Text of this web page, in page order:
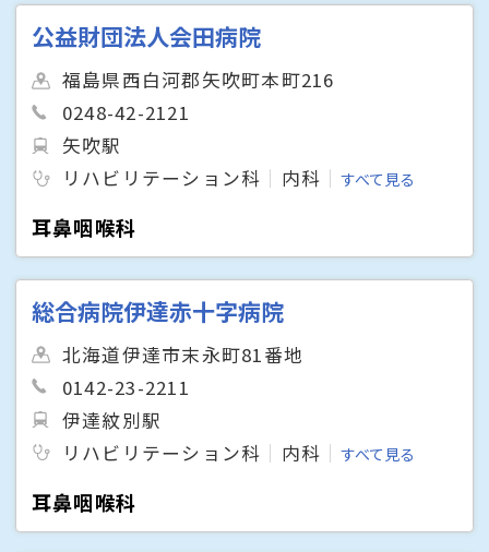
公益財団法人会田病院
福島県西白河郡矢吹町本町216
0248-42-2121
矢吹駅
リハビリテーション科
内科 すべて見る
耳鼻咽喉科
総合病院伊達赤十字病院
北海道伊達市末永町81番地
0142-23-2211
伊達紋別駅
リハビリテーション科
内科 すべて見る
耳鼻咽喉科